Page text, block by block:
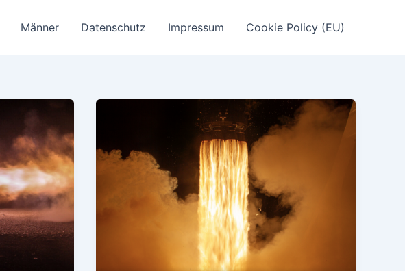
Männer Datenschutz Impressum Cookie Policy (EU)